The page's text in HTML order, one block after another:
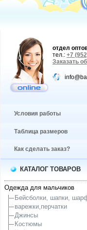
отдел
тел.: +7
Заказать
Условия работы
Таблица размеров
Как сделать заказ?
КАТАЛОГ ТОВАРОВ
Одежда для мальчиков
Бейсболки, шапки,
варежки,перчатки
Джинсы
Костюмы